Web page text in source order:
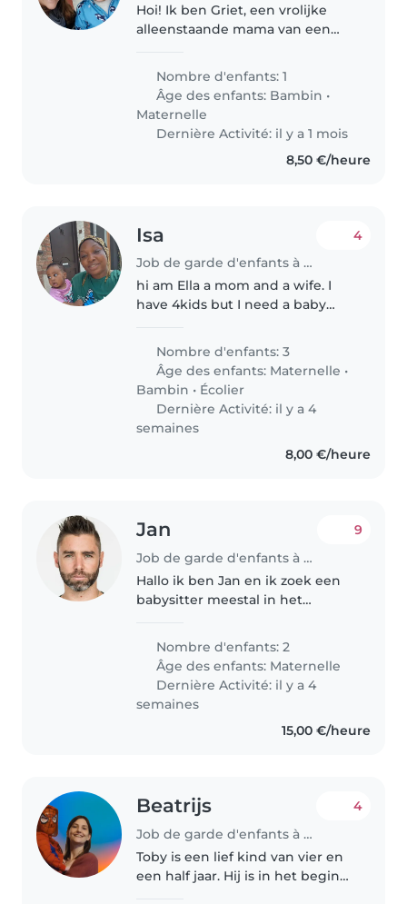
Hoi! Ik ben Griet, een vrolijke
alleenstaande mama van een
is een echte
ontdekkingsreiziger: ze houdt
van verhaaltjes,..
Nombre d'enfants: 1
Âge des enfants: Bambin •
Maternelle
Dernière Activité: il y a 1 mois
8,50 €/heure
Isa
Job de garde d'enfants à Gand
4
hi am Ella a mom and a wife. I
have 4kids but I need a baby
grown other children for one
day while I go to the hospital
Nombre d'enfants: 3
Âge des enfants: Maternelle •
Bambin • Écolier
Dernière Activité: il y a 4
semaines
8,00 €/heure
Jan
Job de garde d'enfants à Saint-Nicolas
9
Hallo ik ben Jan en ik zoek een
babysitter meestal in het
Nombre d'enfants: 2
Âge des enfants: Maternelle
Dernière Activité: il y a 4
semaines
15,00 €/heure
Beatrijs
Job de garde d'enfants à Gand
4
Toby is een lief kind van vier en
een half jaar. Hij is in het begin